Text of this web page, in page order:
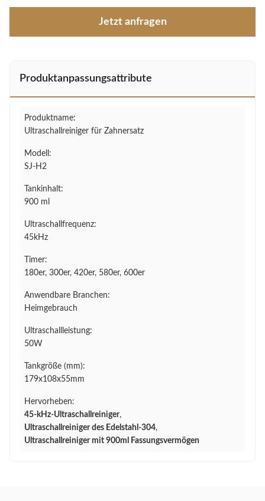
Jetzt anfragen
Produktanpassungsattribute
Produktname:
Ultraschallreiniger für Zahnersatz
Modell:
SJ-H2
Tankinhalt:
900 ml
Ultraschallfrequenz:
45kHz
Timer:
180er, 300er, 420er, 580er, 600er
Anwendbare Branchen:
Heimgebrauch
Ultraschallleistung:
50W
Tankgröße (mm):
179x108x55mm
Hervorheben:
45-kHz-Ultraschallreiniger,
Ultraschallreiniger des Edelstahl-304,
Ultraschallreiniger mit 900ml Fassungsvermögen